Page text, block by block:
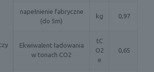
napełnienie fabryczne
(do 5m)
kg 0,97
Ekwiwalent ładowania
w tonach CO2
tC
O2
e
0,65